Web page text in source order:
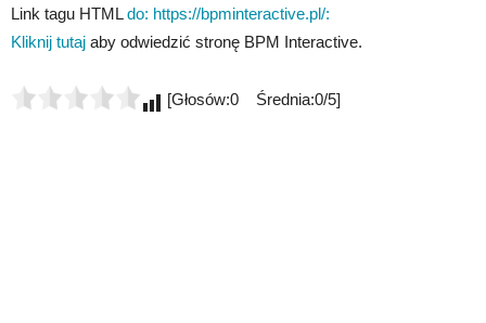
Link tagu HTMLdo: https://bpminteractive.pl/:
Kliknij tutaj aby odwiedzić stronę BPM Interactive.
[Głosów:0 Średnia:0/5]